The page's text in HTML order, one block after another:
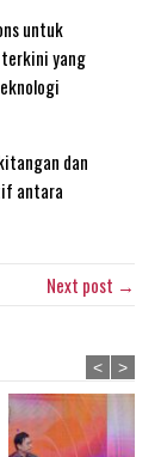
untuk
terkini yang
dan
antara
Next post →
< >